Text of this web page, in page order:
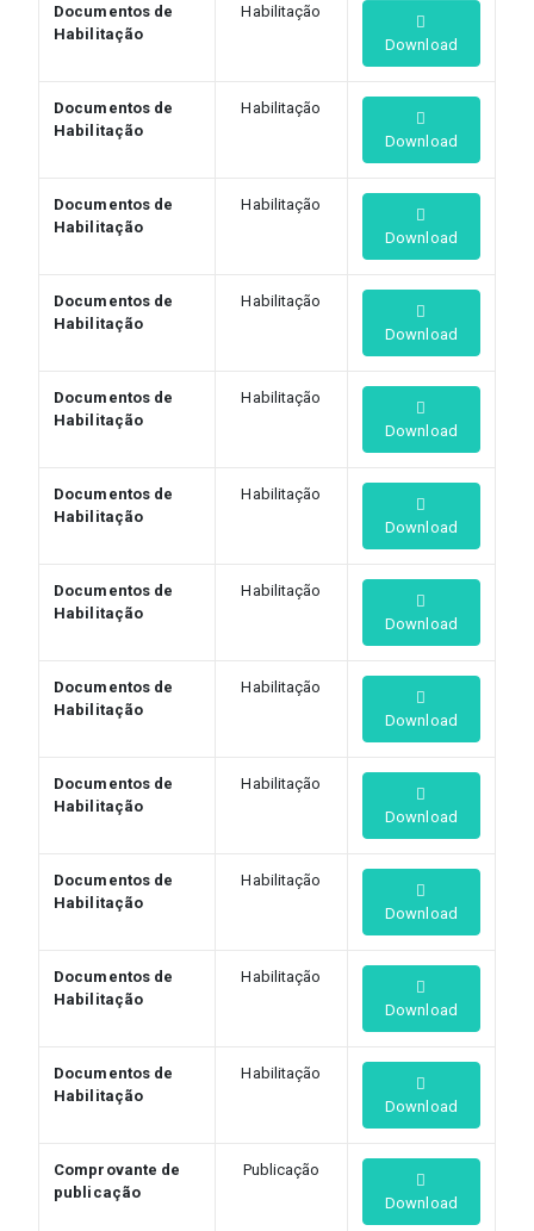
Documentos de
Habilitação
Habilitação
Download
Documentos de
Habilitação
Habilitação
Download
Documentos de
Habilitação
Habilitação
Download
Documentos de
Habilitação
Habilitação
Download
Documentos de
Habilitação
Habilitação
Download
Documentos de
Habilitação
Habilitação
Download
Documentos de
Habilitação
Habilitação
Download
Documentos de
Habilitação
Habilitação
Download
Documentos de
Habilitação
Habilitação
Download
Documentos de
Habilitação
Habilitação
Download
Documentos de
Habilitação
Habilitação
Download
Documentos de
Habilitação
Habilitação
Download
Comprovante de
publicação
Publicação
Download